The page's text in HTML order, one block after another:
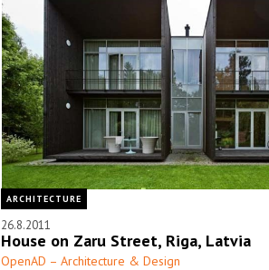
ARCHITECTURE
26.8.2011
House on Zaru Street, Riga, Latvia
OpenAD – Architecture & Design